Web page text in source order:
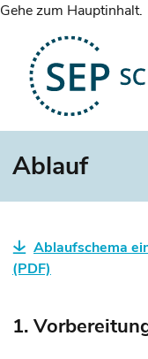
Gehe zum Hauptinhalt.
Ablauf
Ablaufschema
(PDF)
1.